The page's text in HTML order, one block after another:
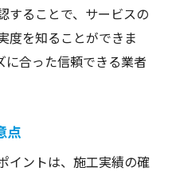
することで、サービスの
度を知ることができま
に合った信頼できる業者
点
イントは、施工実績の確